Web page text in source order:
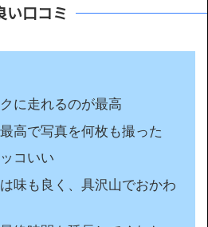
い口コミ
に走れるのが最高
高で写真を何枚も撮った
コいい
味も良く、具沢山でおかわ